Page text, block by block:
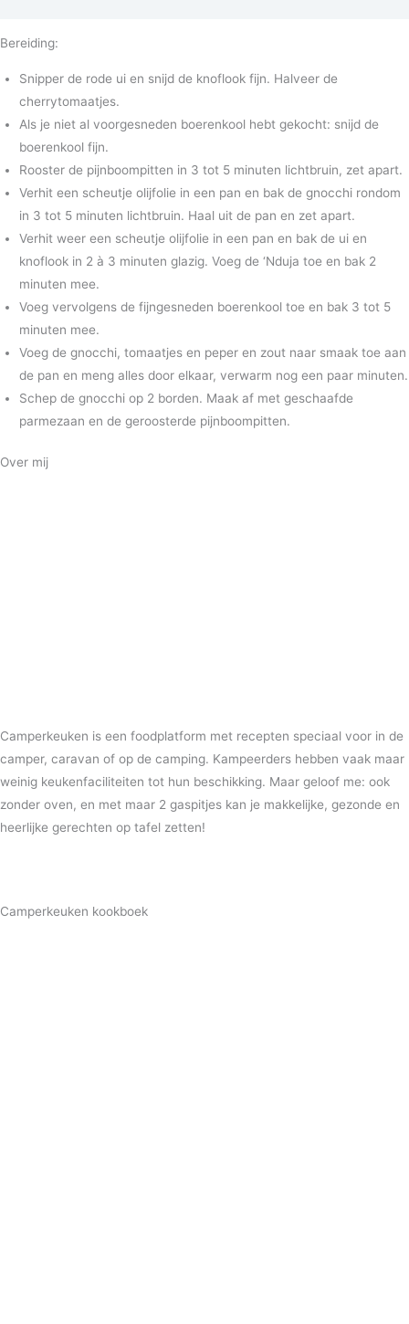
Bereiding:
Snipper de rode ui en snijd de knoflook fijn. Halveer de
cherrytomaatjes.
Als je niet al voorgesneden boerenkool hebt gekocht: snijd de
boerenkool fijn.
Rooster de pijnboompitten in 3 tot 5 minuten lichtbruin, zet apart.
Verhit een scheutje olijfolie in een pan en bak de gnocchi rondom
in 3 tot 5 minuten lichtbruin. Haal uit de pan en zet apart.
Verhit weer een scheutje olijfolie in een pan en bak de ui en
knoflook in 2 à 3 minuten glazig. Voeg de ‘Nduja toe en bak 2
minuten mee.
Voeg vervolgens de fijngesneden boerenkool toe en bak 3 tot 5
minuten mee.
Voeg de gnocchi, tomaatjes en peper en zout naar smaak toe aan
de pan en meng alles door elkaar, verwarm nog een paar minuten.
Schep de gnocchi op 2 borden. Maak af met geschaafde
parmezaan en de geroosterde pijnboompitten.
Over mij
Camperkeuken is een foodplatform met recepten speciaal voor in de
camper, caravan of op de camping. Kampeerders hebben vaak maar
weinig keukenfaciliteiten tot hun beschikking. Maar geloof me: ook
zonder oven, en met maar 2 gaspitjes kan je makkelijke, gezonde en
heerlijke gerechten op tafel zetten!
Camperkeuken kookboek